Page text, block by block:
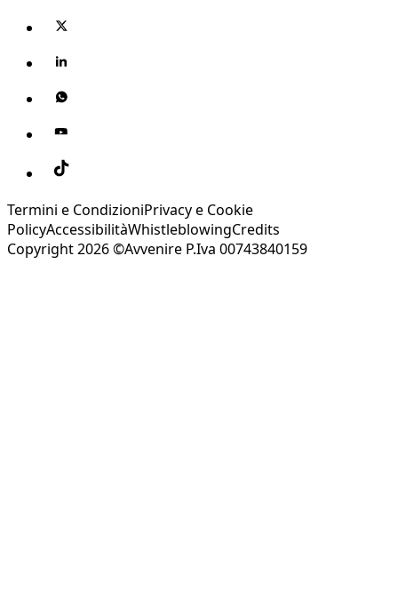
Termini e CondizioniPrivacy e Cookie
PolicyAccessibilitàWhistleblowingCredits
Copyright 2026 ©Avvenire P.Iva 00743840159